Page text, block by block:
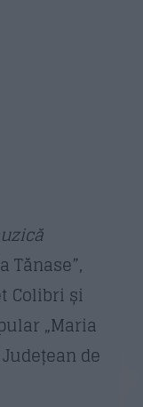
Tănase”,
Colibri și
„Maria
de